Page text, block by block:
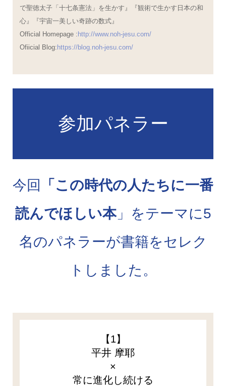
で聖徳太子「十七条憲法」を生かす』『観術で生かす日本の和
心』『宇宙一美しい奇跡の数式』
Official Homepage : http://www.noh-jesu.com/
Ofiicial Blog: https://blog.noh-jesu.com/
参加パネラー
今回
「この時代の人たちに一番
読んでほしい本」をテーマに5
名のパネラーが書籍をセレク
トしました。
【1】
平井 摩耶
×
常に進化し続ける